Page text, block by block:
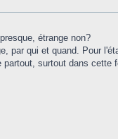
étrange non?
par qui et quand. Pour
surtout dans cette